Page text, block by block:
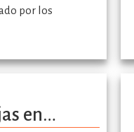
por los
en…